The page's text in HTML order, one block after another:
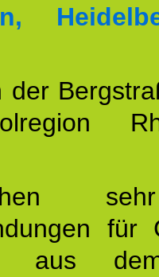
der
für
aus